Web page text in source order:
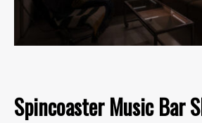
Spincoaster Music Bar